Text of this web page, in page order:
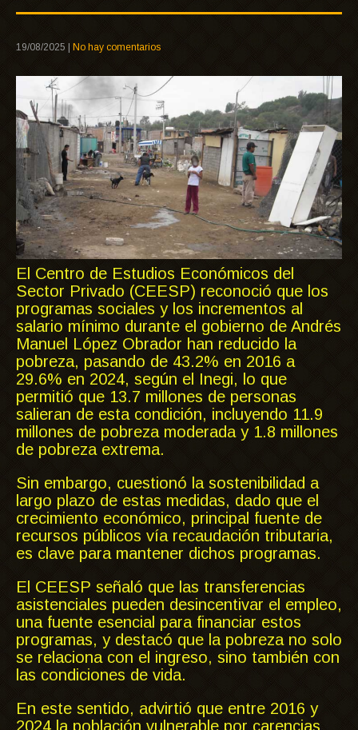
19/08/2025 No hay comentarios
El Centro de Estudios Económicos del
Sector Privado (CEESP) reconoció que los
programas sociales y los incrementos al
salario mínimo durante el gobierno de Andrés
Manuel López Obrador han reducido la
pobreza, pasando de 43.2% en 2016 a
29.6% en 2024, según el Inegi, lo que
permitió que 13.7 millones de personas
salieran de esta condición, incluyendo 11.9
millones de pobreza moderada y 1.8 millones
de pobreza extrema.
Sin embargo, cuestionó la sostenibilidad a
largo plazo de estas medidas, dado que el
crecimiento económico, principal fuente de
recursos públicos vía recaudación tributaria,
es clave para mantener dichos programas.
El CEESP señaló que las transferencias
asistenciales pueden desincentivar el empleo,
una fuente esencial para financiar estos
programas, y destacó que la pobreza no solo
se relaciona con el ingreso, sino también con
las condiciones de vida.
En este sentido, advirtió que entre 2016 y
2024 la población vulnerable por carencias